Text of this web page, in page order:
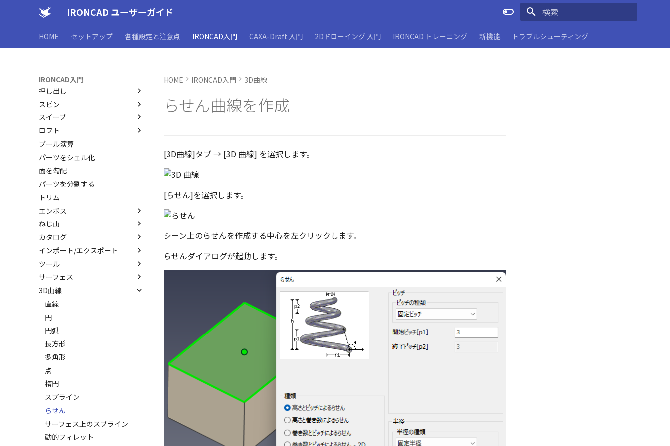
IRONCAD ユーザーガイド
HOME セットアップ 各種設定と注意点 IRONCAD入門 CAXA-Draft 入門 2Dドローイング 入門 IRONCAD トレーニング 新機能 トラブルシューティング
IRONCAD入門
要素の選択方法
ップによるモデリング
SmartSnap（スマートスナッ
カーネルの切り替え
ストラクチャパーツについて
アクティブに設定
内部リンク
要素の置き換え
TriBallとは
軸ハンドル（直線移動）
平面ハンドル（面移動）
向きハンドル（向きの変更）
回転
リンクコピーについて
パターン（配列）について
TriBallのみ移動モード
練習問題 1
練習問題 2
アセンブリ作業
アセンブリ構造の変更
アセンブリフィーチャ 押し出
概要
非表示
ゴーストパーツに設定
その他の機能
測定ツール
SmartDimension
Triball 機能で寸法作成
プロパティ
アセンブリ プロパティ
既定のプロパティ項目の活用
カスタムプロパティ
外部保存
挿入
2D スケッチ
2Dシェイプ
作図
編集
移動/コピー
回転
サイズ変更
オフセット
ミラー
直線配列/円形配列
フィレット
延長
分割
トリム
重複を削除
隙間を検索
DWG/DXF のインポート
拘束
表示
押し出し
押し出し
押し出しウィザード
簡単押し出し
選択した面を押し出し
スピン
スピン
スピンウィザード
簡単スピン
スイープ
スイープ
スイープウィザード
簡単スイープ
ロフト
ロフト
ロフトウィザード
簡単ロフト
ガイドラインを使用したロフト
ブール演算
パーツをシェル化
面を勾配
パーツを分割する
トリム
エンボス
エンボス
ラップエンボス
ねじ山
ねじ山
略図ねじ山
カタログ
カタログ
カタログセット
パーツの入れ替え
ProActiveBOM
カタログの右クリックメニュー
インポート/エクスポート
インポート
エクスポート
ツール
配置拘束
拘束関係の表示
親に固定
メカニズムモード
干渉チェック
解析
√aエラーチェック
隙間チェック
再生成
表示を再作成
抑制[非表示]
ゴーストパーツに設定
シェイプを合体
サーフェス
サーフェスを作成
スピン サーフェス
スイープ サーフェス
ロフト サーフェス
ルールド サーフェス
面からサーフェスを作成
メッシュサーフェス
面間フィレット
凝固
縫合
パッチ
3D曲線
直線
円
円弧
長方形
多角形
点
楕円
スプライン
らせん
サーフェス上のスプライン
動的フィレット
HOME IRONCAD入門 3D曲線
らせん曲線を作成
[3D曲線]タブ → [3D 曲線] を選択します。
[らせん]を選択します。
シーン上のらせんを作成する中心を左クリックします。
らせんダイアログが起動します。